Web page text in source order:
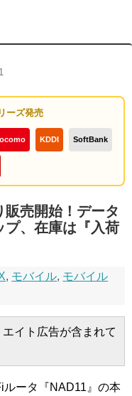
ーズ発売
KDDI SoftBank
売開始！データ
プ、在庫は『入荷
, モバイル, モバイル
イト広告が含まれて
ータ『NAD11』の本